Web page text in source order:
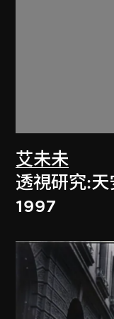
艾未未
透視研究:天
1997